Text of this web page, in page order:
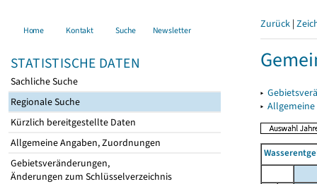
Home Kontakt Suche Newsletter
STATISTISCHE DATEN
Sachliche Suche
Regionale Suche
Kürzlich bereitgestellte Daten
Allgemeine Angaben, Zuordnungen
Gebietsveränderungen,
Änderungen zum Schlüsselverzeichnis
Zurück |
▸
▸